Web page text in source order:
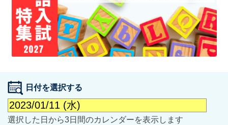
最近見た学校
学校閲覧履歴はありません
ブックマークした学校
ブックマークした学校はありません
日付を選択する
選択した日から3日間のカレンダーを表示します